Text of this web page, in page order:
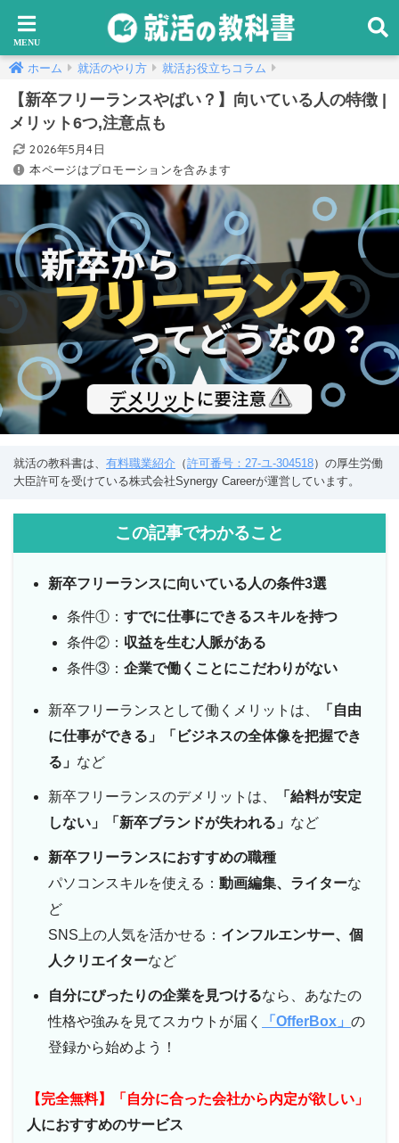
ホーム 就活のやり方 就活お役立ちコラム
【新卒フリーランスやばい？】向いている人の特徴 |
メリット6つ,注意点も
2026年5月4日
本ページはプロモーションを含みます
就活の教科書は、 有料職業紹介 （許可番号：27-ユ-304518）の厚生労働
大臣許可を受けている株式会社Synergy Careerが運営しています。
この記事でわかること
新卒フリーランスに向いている人の条件3選
条件①： すでに仕事にできるスキルを持つ
条件②： 収益を生む人脈がある
条件③： 企業で働くことにこだわりがない
新卒フリーランスとして働くメリットは、
「自由
に仕事ができる」「ビジネスの全体像を把握でき
る」 など
新卒フリーランスのデメリットは、
「給料が安定
しない」「新卒ブランドが失われる」 など
新卒フリーランスにおすすめの職種
パソコンスキルを使える： 動画編集、ライターな
ど
SNS上の人気を活かせる： インフルエンサー、個
人クリエイターなど
自分にぴったりの企業を見つけるなら、あなたの
性格や強みを見てスカウトが届く
「OfferBox」 の
登録から始めよう！
【完全無料】「自分に合った会社から内定が欲しい」
人におすすめのサービス